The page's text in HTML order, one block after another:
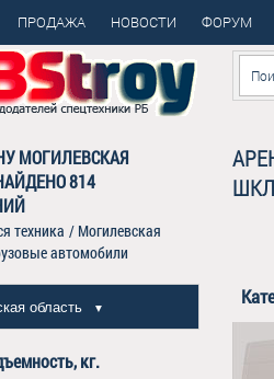
ПРОДАЖА НОВОСТИ ФОРУМ
МОГИЛЕВСКАЯ
814
техника / Могилевская
автомобили
область ▼
кг.